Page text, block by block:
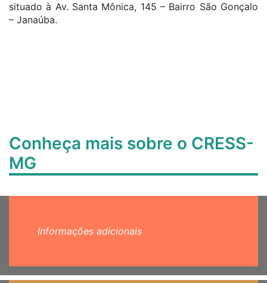
situado à Av. Santa Mônica, 145 – Bairro São Gonçalo
– Janaúba.
Conheça mais sobre o CRESS-
MG
Informações adicionais